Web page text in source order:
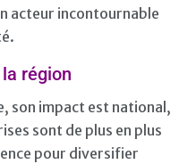
acteur incontournable
région
son impact est national,
sont de plus en plus
pour diversifier